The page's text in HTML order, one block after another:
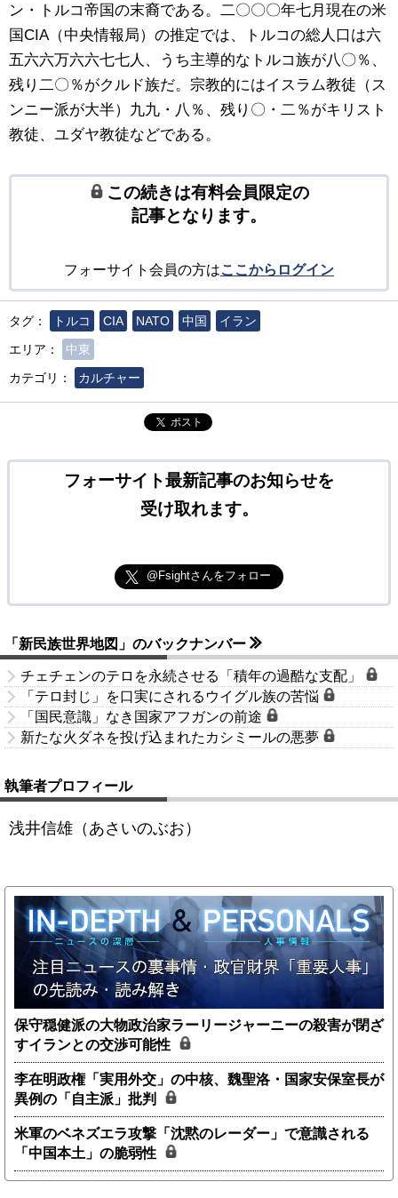
ン・トルコ帝国の末裔である。二〇〇〇年七月現在の米
国CIA（中央情報局）の推定では、トルコの総人口は六
五六六万六六七七人、うち主導的なトルコ族が八〇％、
残り二〇％がクルド族だ。宗教的にはイスラム教徒（ス
ンニー派が大半）九九・八％、残り〇・二％がキリスト
教徒、ユダヤ教徒などである。
この続きは有料会員限定の
記事となります。
フォーサイト会員の方はここからログイン
タグ： トルコ CIA NATO 中国
イラン
エリア：
中東
カテゴリ：
カルチャー
ポスト
フォーサイト最新記事のお知らせを
受け取れます。
@Fsightさんをフォロー
「新民族世界地図」のバックナンバー
チェチェンのテロを永続させる「積年の過酷な支配」
「テロ封じ」を口実にされるウイグル族の苦悩
「国民意識」なき国家アフガンの前途
新たな火ダネを投げ込まれたカシミールの悪夢
執筆者プロフィール
浅井信雄（あさいのぶお）
保守穏健派の大物政治家ラーリージャーニーの殺害が閉ざ
すイランとの交渉可能性
李在明政権「実用外交」の中核、魏聖洛・国家安保室長が
異例の「自主派」批判
米軍のベネズエラ攻撃「沈黙のレーダー」で意識される
「中国本土」の脆弱性